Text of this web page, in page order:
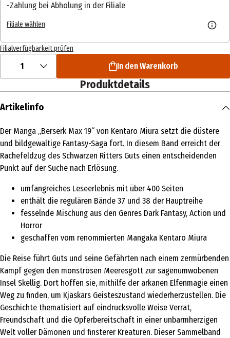
Zahlung bei Abholung in der Filiale
Filiale wählen
Filialverfügbarkeit prüfen
1 In den Warenkorb
Produktdetails
Artikelinfo
Der Manga „Berserk Max 19“ von Kentaro Miura setzt die düstere
und bildgewaltige Fantasy-Saga fort. In diesem Band erreicht der
Rachefeldzug des Schwarzen Ritters Guts einen entscheidenden
Punkt auf der Suche nach Erlösung.
umfangreiches Leseerlebnis mit über 400 Seiten
enthält die regulären Bände 37 und 38 der Hauptreihe
fesselnde Mischung aus den Genres Dark Fantasy, Action und
Horror
geschaffen vom renommierten Mangaka Kentaro Miura
Die Reise führt Guts und seine Gefährten nach einem zermürbenden
Kampf gegen den monströsen Meeresgott zur sagenumwobenen
Insel Skellig. Dort hoffen sie, mithilfe der arkanen Elfenmagie einen
Weg zu finden, um Kjaskars Geisteszustand wiederherzustellen. Die
Geschichte thematisiert auf eindrucksvolle Weise Verrat,
Freundschaft und die Opferbereitschaft in einer unbarmherzigen
Welt voller Dämonen und finsterer Kreaturen. Dieser Sammelband